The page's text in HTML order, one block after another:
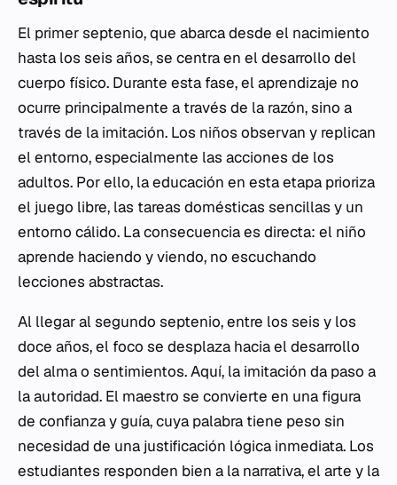
El primer septenio, que abarca desde el nacimiento
hasta los seis años, se centra en el desarrollo del
cuerpo físico. Durante esta fase, el aprendizaje no
ocurre principalmente a través de la razón, sino a
través de la imitación. Los niños observan y replican
el entorno, especialmente las acciones de los
adultos. Por ello, la educación en esta etapa prioriza
el juego libre, las tareas domésticas sencillas y un
entorno cálido. La consecuencia es directa: el niño
aprende haciendo y viendo, no escuchando
lecciones abstractas.
Al llegar al segundo septenio, entre los seis y los
doce años, el foco se desplaza hacia el desarrollo
del alma o sentimientos. Aquí, la imitación da paso a
la autoridad. El maestro se convierte en una figura
de confianza y guía, cuya palabra tiene peso sin
necesidad de una justificación lógica inmediata. Los
estudiantes responden bien a la narrativa, el arte y la